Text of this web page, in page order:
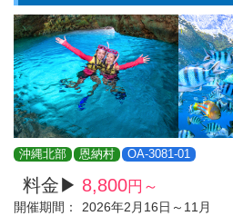
沖縄北部 恩納村 OA-3081-01
料金▶ 8,800円～
開催期間：
2026年2月16日～11月